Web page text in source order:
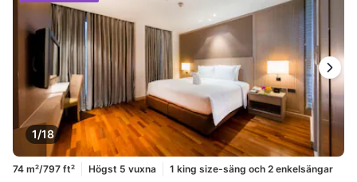
1/18
74 m²/797 ft² Högst 5 vuxna
1 king size-säng och 2 enkelsängar